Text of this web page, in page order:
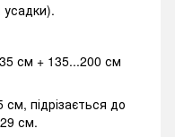
см + 135...200 см
підрізається до
см.